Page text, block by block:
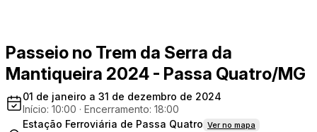
Passeio no Trem da Serra da
Mantiqueira 2024 - Passa Quatro/MG
01 de janeiro a 31 de dezembro de 2024
Início: 10:00 · Encerramento: 18:00
Estação Ferroviária de Passa Quatro Ver no mapa